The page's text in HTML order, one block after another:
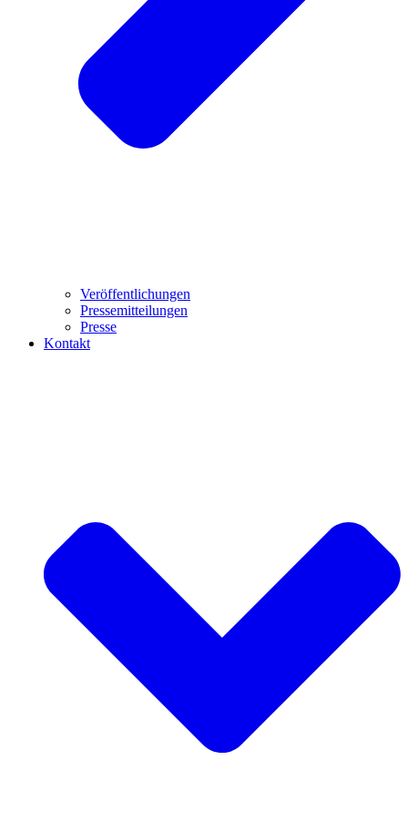
Veröffentlichungen
Pressemitteilungen
Presse
Kontakt